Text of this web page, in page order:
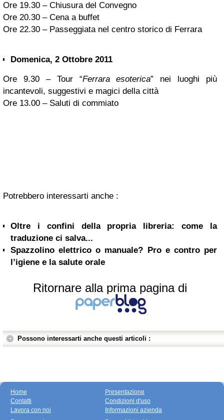
Ore 19.30 – Chiusura del Convegno
Ore 20.30 – Cena a buffet
Ore 22.30 – Passeggiata nel centro storico di Ferrara
Domenica, 2 Ottobre 2011
Ore 9.30 – Tour “Ferrara esoterica” nei luoghi più
incantevoli, suggestivi e magici della città
Ore 13.00 – Saluti di commiato
Potrebbero interessarti anche :
Oltre i confini della propria libreria: come la
traduzione ci salva...
Spazzolino elettrico o manuale? Pro e contro per
l’igiene e la salute orale
Ritornare alla prima pagina di
Possono interessarti anche questi articoli :
Home
Contatti
Lavora con noi
Presentazione
Condizioni d'uso
Informazioni azienda